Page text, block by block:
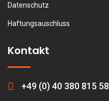
Datenschutz
Haftungsauschluss
Kontakt
+49 (0) 40 380 815 58